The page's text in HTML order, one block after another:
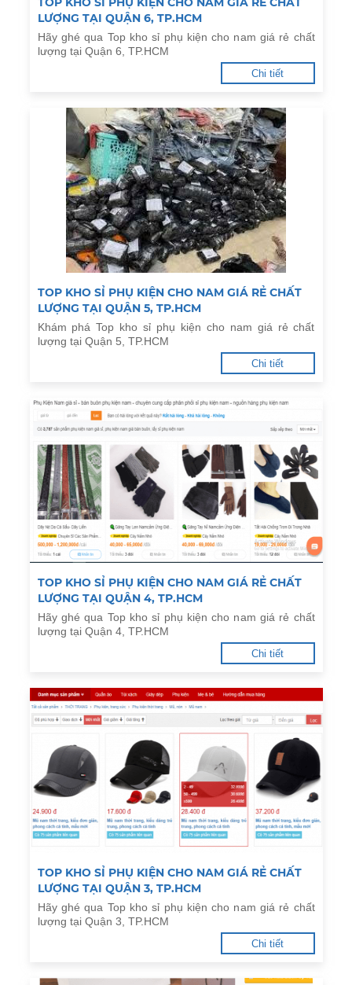
LƯỢNG TẠI QUẬN 6, TP.HCM
Hãy ghé qua Top kho sỉ phụ kiện cho nam giá rẻ chất
lượng tại Quận 6, TP.HCM
Chi tiết
TOP KHO SỈ PHỤ KIỆN CHO NAM GIÁ RẺ CHẤT
LƯỢNG TẠI QUẬN 5, TP.HCM
Khám phá Top kho sỉ phụ kiện cho nam giá rẻ chất
lượng tại Quận 5, TP.HCM
Chi tiết
TOP KHO SỈ PHỤ KIỆN CHO NAM GIÁ RẺ CHẤT
LƯỢNG TẠI QUẬN 4, TP.HCM
Hãy ghé qua Top kho sỉ phụ kiện cho nam giá rẻ chất
lượng tại Quận 4, TP.HCM
Chi tiết
TOP KHO SỈ PHỤ KIỆN CHO NAM GIÁ RẺ CHẤT
LƯỢNG TẠI QUẬN 3, TP.HCM
Hãy ghé qua Top kho sỉ phụ kiện cho nam giá rẻ chất
lượng tại Quận 3, TP.HCM
Chi tiết